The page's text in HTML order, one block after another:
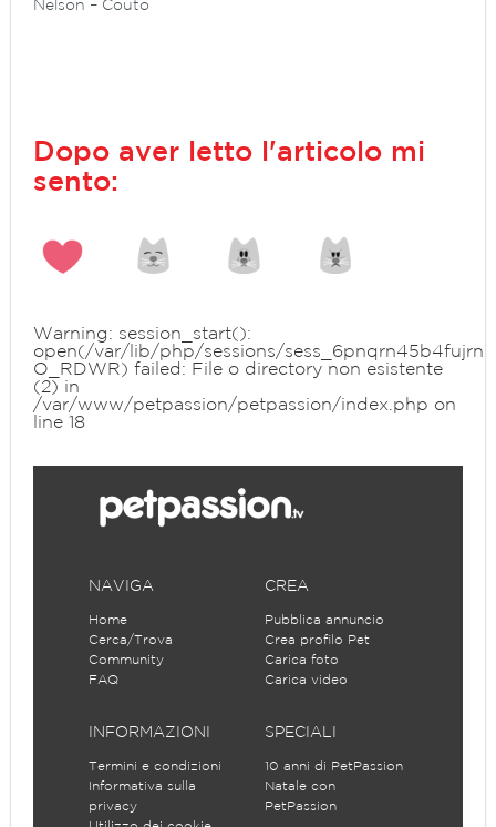
Nelson – Couto
Dopo aver letto l'articolo mi
sento:
Warning : session_start():
open(/var/lib/php/sessions/
O_RDWR) failed: File o directory non esistente
(2) in
/var/www/petpassion/petpassion/index.php on
line 18
NAVIGA
Home
Cerca/Trova
Community
FAQ
CREA
Pubblica annuncio
Crea profilo Pet
Carica foto
Carica video
INFORMAZIONI
Termini e condizioni
Informativa sulla
privacy
SPECIALI
10 anni di PetPassion
Natale con
PetPassion